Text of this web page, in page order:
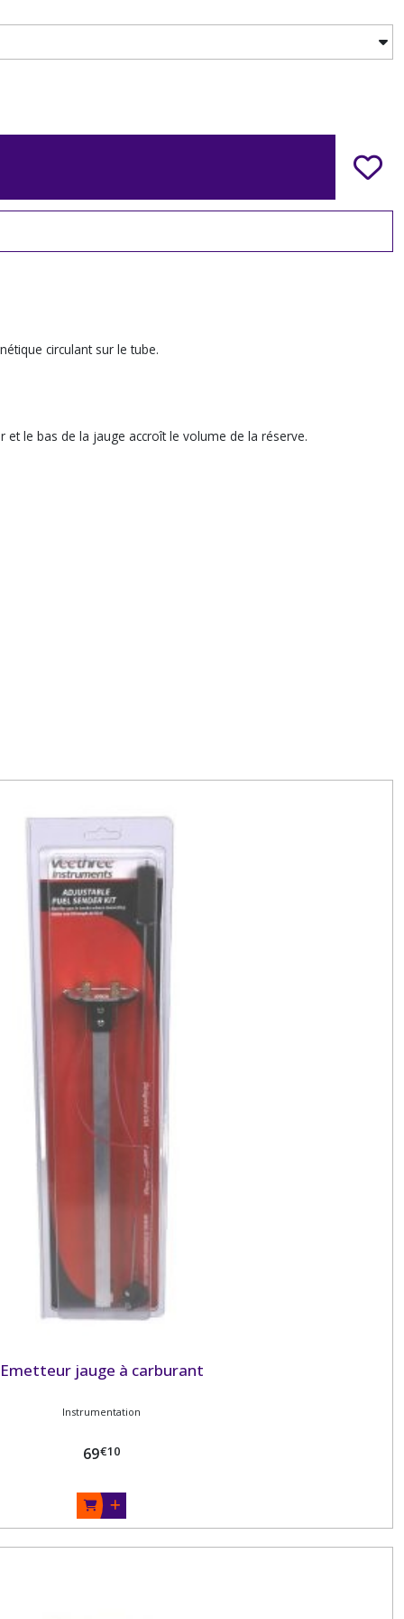
circulant sur le tube.
le bas de la jauge accroît le volume de la réserve.
Emetteur jauge à carburant
Instrumentation
69€10